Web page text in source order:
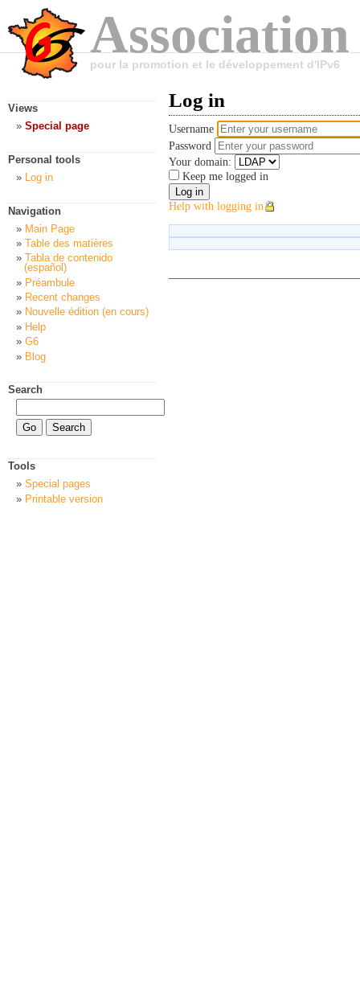
pour la promotion et le développement d'IPv6
Log in
Username
Password
Your domain:
Keep me logged in
Help with logging in
Views
Special page
Personal tools
Log in
Navigation
Main Page
Table des matières
Tabla de contenido
(español)
Préambule
Recent changes
Nouvelle édition (en cours)
Help
G6
Blog
Search
Tools
Special pages
Printable version